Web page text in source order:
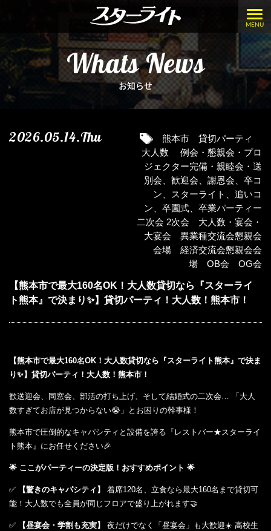
MENU
Whats News
お知らせ
2026.05.14.Thu
熊本市 貸切パーティ
大人数 例会・懇親会・プロ
ジェクター完備・親睦会・送
別会、歓迎会、謝恩会、卒コ
ン、スターライト、追いコ
ン、卒園式、卒業パーティー
二次会 2次会 大人数・宴会・
大宴会 異業種交流会懇親会
会場 経済交流会懇親会会
場 OB会 OG会
【熊本市で最大160名OK！大人数貸切なら『スターライ
ト熊本』で決まり✨】貸切パーティ！大人数！熊本市！
【熊本市で最大160名OK！大人数貸切なら『スターライト熊本』で決ま
り✨】貸切パーティ！大人数！熊本市！
歓送迎会、同窓会、部活の打ち上げ、そして結婚式の二次会… 「大人
数すぎてお店が見つからない😭」とお困りの幹事様！
熊本市で圧倒的なキャパシティと設備を誇る『レストバー★スターライ
ト熊本』にお任せください🎉
🌟 ここがパーティーの決定版！おすすめポイント 🌟
✅ 【驚きのキャパシティ】
着席120名、立食なら最大160名まで貸切可
能！大人数でも全員が同じフロアで盛り上がれます🤝
✅ 【昼宴会・学割も充実】
夜だけでなく「昼宴会」も大歓迎☀️ 高校生